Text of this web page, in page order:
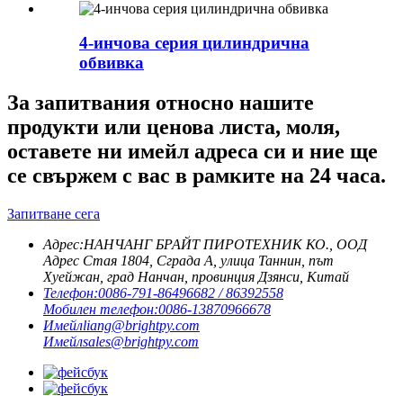
4-инчова серия цилиндрична
обвивка
За запитвания относно нашите
продукти или ценова листа, моля,
оставете ни имейл адреса си и ние ще
се свържем с вас в рамките на 24 часа.
Запитване сега
Адрес:НАНЧАНГ БРАЙТ ПИРОТЕХНИК КО., ООД
Адрес Стая 1804, Сграда A, улица Таннин, път
Хуейжан, град Нанчан, провинция Дзянси, Китай
Телефон:0086-791-86496682 / 86392558
Мобилен телефон:0086-13870966678
Имейлliang@brightpy.com
Имейлsales@brightpy.com